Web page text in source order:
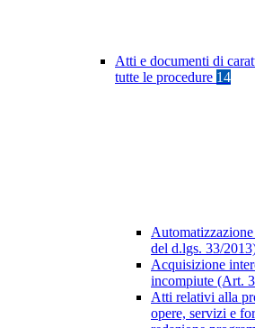
Atti e documenti di
tutte le procedure 14
del d.lgs. 33/
Acquisizione
incompiute (Art.
Atti relativi alla
opere, servizi e